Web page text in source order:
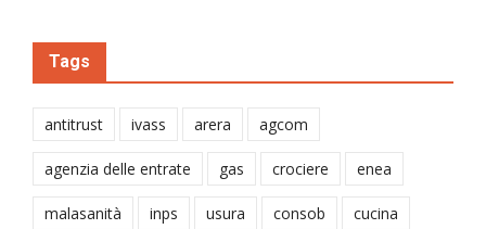
Tags
antitrust ivass arera agcom
agenzia delle entrate gas crociere enea
malasanità inps usura consob cucina